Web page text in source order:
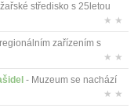
středisko s 25letou
★ ★
zařízením s
★ ★
- Muzeum se nachází
★ ★